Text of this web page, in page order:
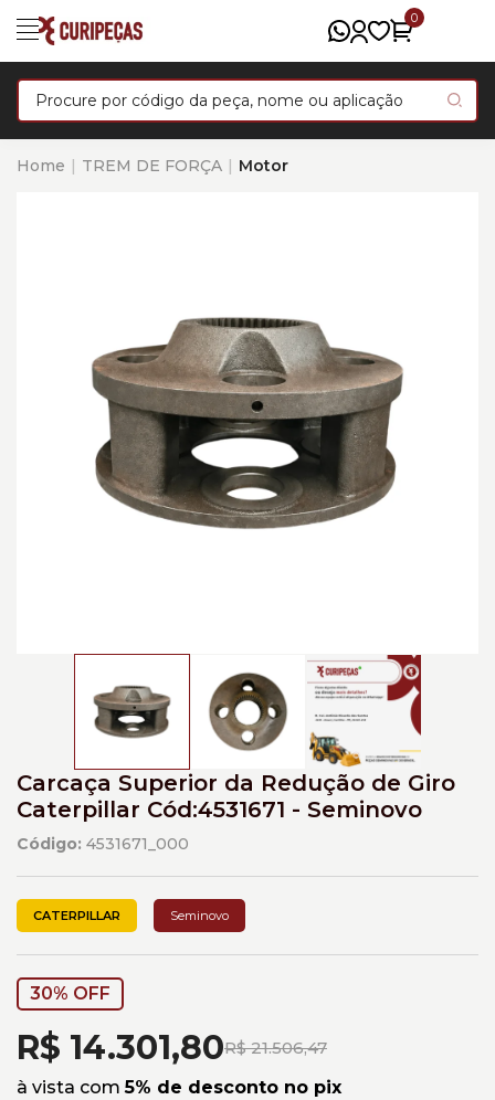
0
Home TREM DE FORÇA Motor
Carcaça Superior da Redução de Giro
Caterpillar Cód:4531671 - Seminovo
Código: 4531671_000
CATERPILLAR Seminovo
30% OFF
R$ 21.506,47
R$ 14.301,80
à vista com5% de desconto no pix